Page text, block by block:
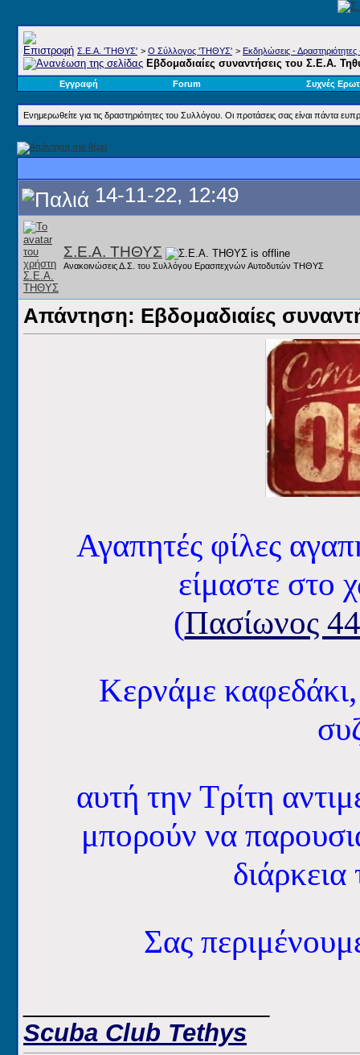
Σ.E.A. 'ΤΗΘΥΣ' > Ο Σύλλογος 'ΤΗΘΥΣ' > Εκδηλώσεις -
Εβδομαδιαίες συναντήσεις του Σ.Ε.Α.
Εγγραφή Forum Συχνές
Ενημερωθείτε για τις δραστηριότητες του Συλλόγου. Οι προτάσεις σας είναι πάντα
14-11-22, 12:49
Σ.Ε.Α. ΤΗΘΥΣ
Ανακοινώσεις Δ.Σ. του Συλλόγου Ερασιτεχνών Αυτοδυτών ΤΗΘΥΣ
Απάντηση: Εβδομαδιαίες
Αγαπητές φίλες
είμαστε στο
(Πασίωνος
Κερνάμε
αυτή την Τρίτη
μπορούν να
Σας
Scuba Club Tethys